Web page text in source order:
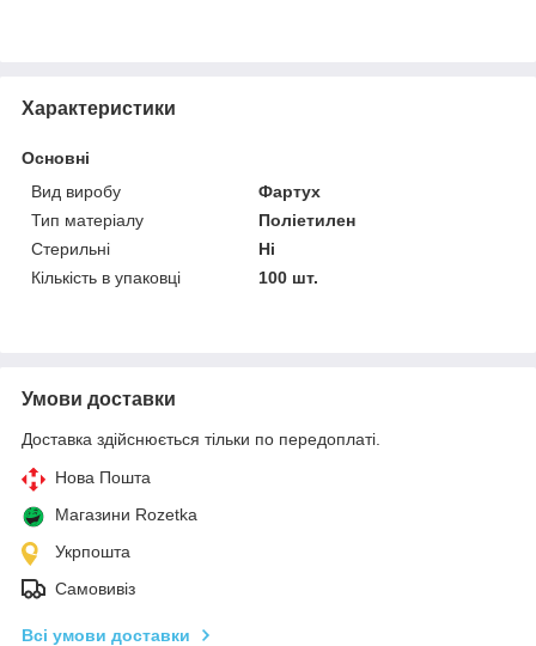
Характеристики
Основні
Вид виробу
Фартух
Тип матеріалу
Поліетилен
Стерильні
Ні
Кількість в упаковці
100 шт.
Умови доставки
Доставка здійснюється тільки по передоплаті.
Нова Пошта
Магазини Rozetka
Укрпошта
Самовивіз
Всі умови доставки